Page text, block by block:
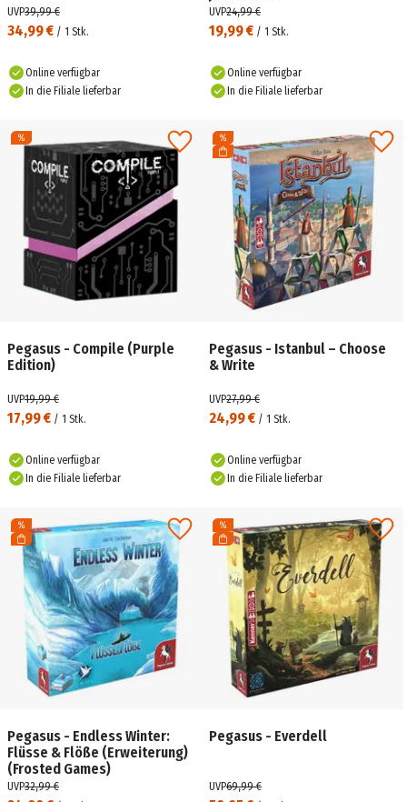
34,99 € / 1 Stk.
UVP39,99 €
Online verfügbar
In die Filiale lieferbar
19,99 € / 1 Stk.
UVP24,99 €
Online verfügbar
In die Filiale lieferbar
Pegasus - Compile (Purple
Edition)
17,99 € / 1 Stk.
UVP19,99 €
Online verfügbar
In die Filiale lieferbar
Pegasus - Istanbul – Choose
& Write
24,99 € / 1 Stk.
UVP27,99 €
Online verfügbar
In die Filiale lieferbar
Pegasus - Endless Winter:
Flüsse & Flöße (Erweiterung)
(Frosted Games)
UVP32,99 €
Pegasus - Everdell
UVP69,99 €